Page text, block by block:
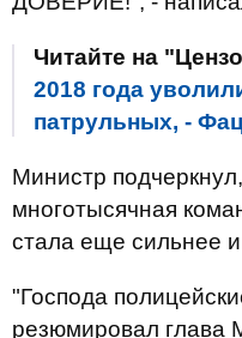
Читайте на
2018 года
патрульных, -
Министр
многотысячная
стала еще сильнее
"Господа
резюмировал глава